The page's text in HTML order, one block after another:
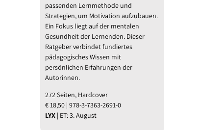
passenden Lernmethode und
Strategien, um Motivation aufzubauen.
Ein Fokus liegt auf der mentalen
Gesundheit der Lernenden. Dieser
Ratgeber verbindet fundiertes
pädagogisches Wissen mit
persönlichen Erfahrungen der
Autorinnen.
272 Seiten, Hardcover
€ 18,50 | 978-3-7363-2691-0
LYX | ET: 3. August